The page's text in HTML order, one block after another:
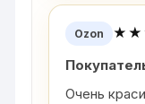
Ozon
Очень